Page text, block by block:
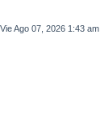
Ago 07, 2026 1:43 am